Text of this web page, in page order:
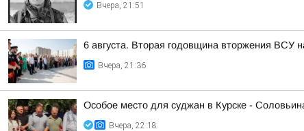
Вчера, 21:51
6 августа. Вторая годовщина вторжения ВСУ
Вчера, 21:36
Особое место для суджан в Курске -
Вчера, 22:18